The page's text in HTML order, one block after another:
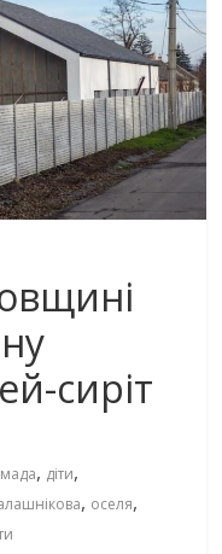
сиріт
, діти,
, оселя,